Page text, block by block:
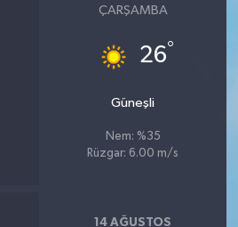
ÇARŞAMBA
26°
Güneşli
Nem: %35
Rüzgar: 6.00 m/s
14 AĞUSTOS